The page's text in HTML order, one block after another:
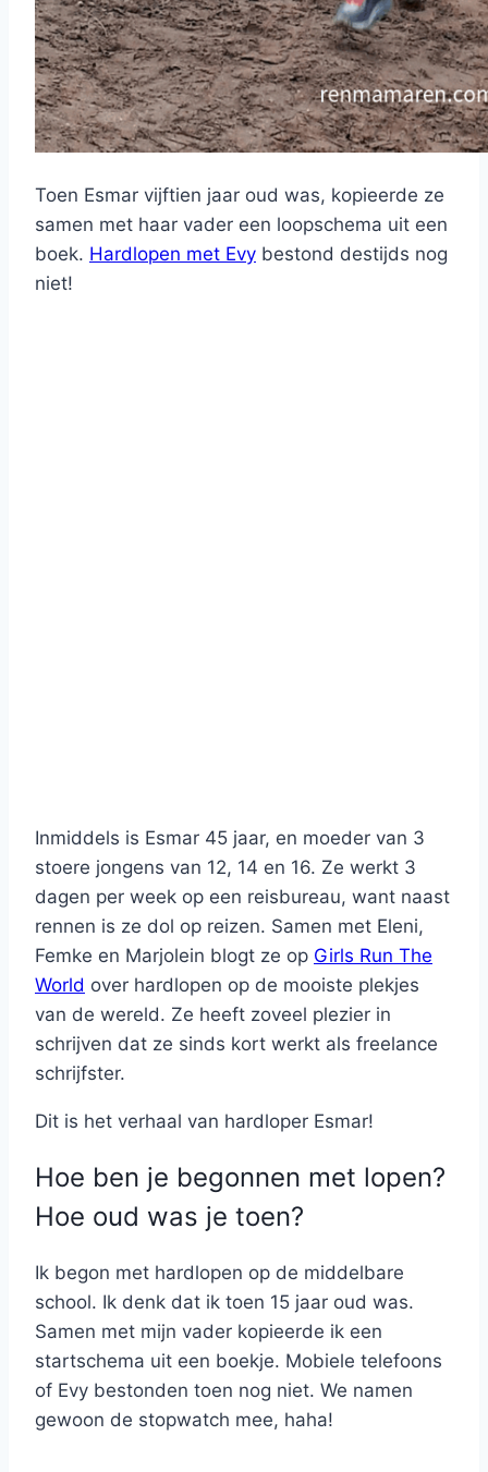
Toen Esmar vijftien jaar oud was, kopieerde ze
samen met haar vader een loopschema uit een
boek. Hardlopen met Evy bestond destijds nog
niet!
Inmiddels is Esmar 45 jaar, en moeder van 3
stoere jongens van 12, 14 en 16. Ze werkt 3
dagen per week op een reisbureau, want naast
rennen is ze dol op reizen. Samen met Eleni,
Femke en Marjolein blogt ze op Girls Run The
World over hardlopen op de mooiste plekjes
van de wereld. Ze heeft zoveel plezier in
schrijven dat ze sinds kort werkt als freelance
schrijfster.
Dit is het verhaal van hardloper Esmar!
Hoe ben je begonnen met lopen?
Hoe oud was je toen?
Ik begon met hardlopen op de middelbare
school. Ik denk dat ik toen 15 jaar oud was.
Samen met mijn vader kopieerde ik een
startschema uit een boekje. Mobiele telefoons
of Evy bestonden toen nog niet. We namen
gewoon de stopwatch mee, haha!